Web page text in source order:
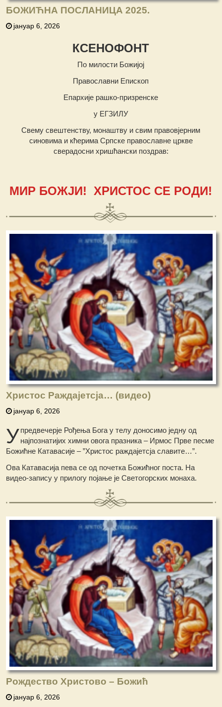
БОЖИЋНА ПОСЛАНИЦА 2025.
јануар 6, 2026
КСЕНОФОНТ
По милости Божијој
Православни Епископ
Епархије рашко-призренске
у ЕГЗИЛУ
Свему свештенству, монаштву и свим правовјерним
синовима и кћерима Српске православне цркве
сверадосни хришћански поздрав:
МИР БОЖЈИ! ХРИСТОС СЕ РОДИ!
Христос Раждајетсја… (видео)
јануар 6, 2026
Упредвечерје Рођења Бога у телу доносимо једну од
најпознатијих химни овога празника – Ирмос Прве песме
Божићне Катавасије – ”Христос раждајетсја славите…”.
Ова Катавасија пева се од почетка Божићног поста. На
видео-запису у прилогу појање је Светогорских монаха.
Рождество Христово – Бοжић
јануар 6, 2026